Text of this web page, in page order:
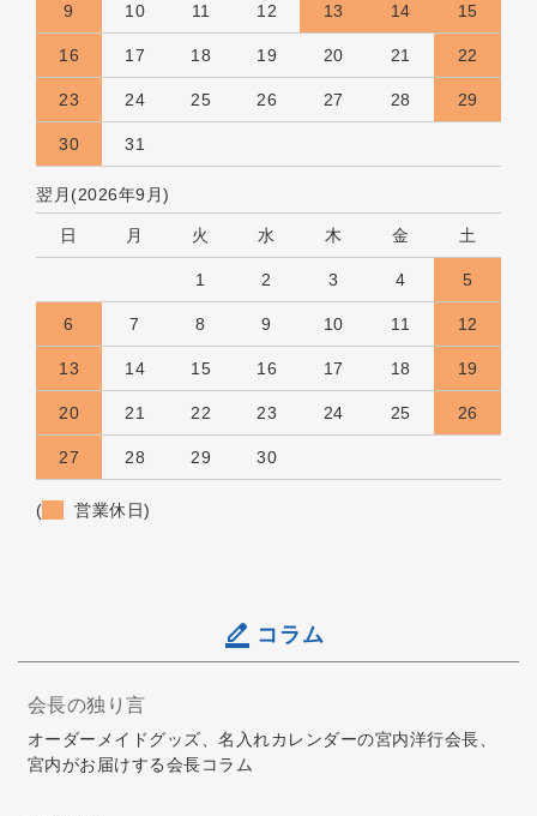
9 10 11 12 13 14 15
16 17 18 19 20 21 22
23 24 25 26 27 28 29
30 31
翌月(2026年9月)
日 月 火 水 木 金 土
1 2 3 4 5
6 7 8 9 10 11 12
13 14 15 16 17 18 19
20 21 22 23 24 25 26
27 28 29 30
( 営業休日)
コラム
会長の独り言
オーダーメイドグッズ、名入れカレンダーの宮内洋行会長、
宮内がお届けする会長コラム